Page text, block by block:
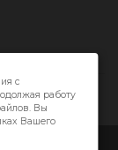
с
работу
Вы
Вашего